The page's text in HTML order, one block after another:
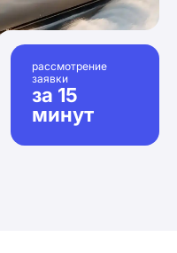
рассмотрение
заявки
за 15
минут